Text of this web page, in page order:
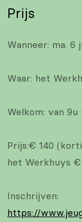
Prijs
Wanneer: ma. 6
Waar: het
Welkom: van 9u
Prijs:€ 140
het Werkhuys €
Inschrijven:
https://